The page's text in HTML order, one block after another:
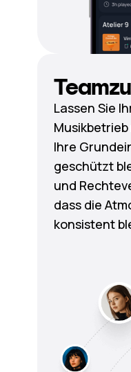
Lassen Sie
Ihre
geschützt
und
dass die
konsistent